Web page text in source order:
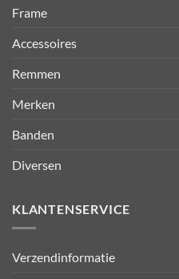
Frame
Accessoires
Remmen
Merken
Banden
Diversen
KLANTENSERVICE
Verzendinformatie